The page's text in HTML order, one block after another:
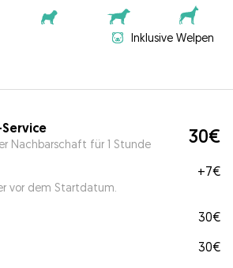
Inklusive Welpen
Nachbarschaft für 1 Stunde 30€
vor dem Startdatum.
+7€
30€
30€